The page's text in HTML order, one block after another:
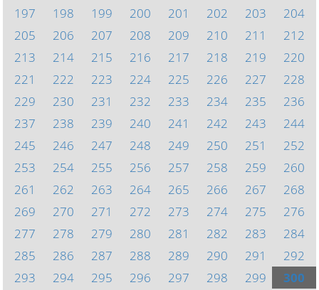
197
198 199 200 201 202 203
204
205
206 207 208 209 210 211
212
213
214 215 216 217 218 219
220
221
222 223 224 225 226 227
228
229
230 231 232 233 234 235
236
237
238 239 240 241 242 243
244
245
246 247 248 249 250 251
252
253
254 255 256 257 258 259
260
261
262 263 264 265 266 267
268
269
270 271 272 273 274 275
276
277
278 279 280 281 282 283
284
285
286 287 288 289 290 291
292
293
294 295 296 297 298 299
300